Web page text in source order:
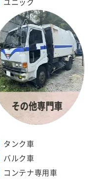
ユニック
タンク車
バルク車
コンテナ専用車